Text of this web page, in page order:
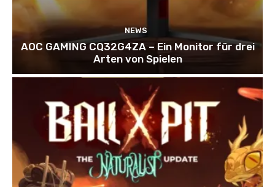
NEWS
AOC GAMING CQ32G4ZA – Ein Monitor für drei
Arten von Spielen